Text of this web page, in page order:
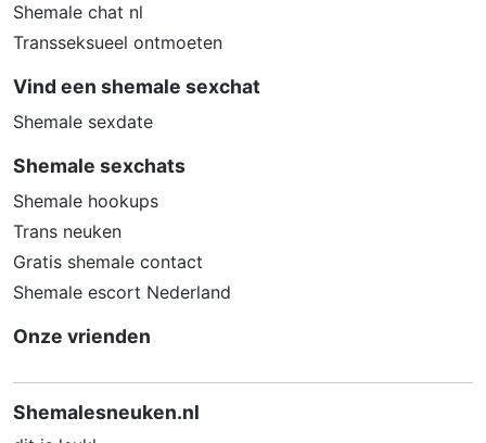
geblokkeerd. Vaak blokkeren deze
programma’s standaard al een groot
aantal websites waarvan algemeen
verondersteld wordt dat deze ongeschikt
zijn voor minderjarigen. Door middel van
updates kunnen daar steeds nieuwe
websites aan worden toegevoegd.
Neem contact op met jouw
die het mogelijk maken dat bepaalde
informatie van internet wordt gefilterd.
Je kunt jouw internetprovider raadplegen
voor jou mogelijk is.
Controleer jouw webbrowser. Informeer
Shemale chat nl
Transseksueel ontmoeten
Vind een shemale sexchat
Shemale sexdate
Shemale sexchats
Shemale hookups
Trans neuken
Gratis shemale contact
Shemale escort Nederland
Onze vrienden
Shemalesneuken.nl